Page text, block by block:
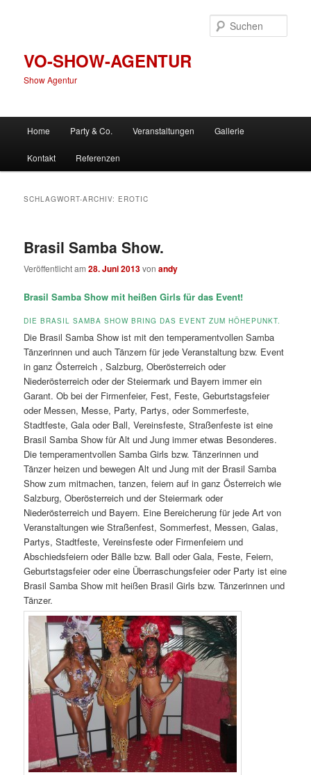
VO-SHOW-AGENTUR
Show Agentur
Home Party & Co. Veranstaltungen Gallerie
Kontakt Referenzen
SCHLAGWORT-ARCHIV: EROTIC
Brasil Samba Show.
Veröffentlicht am28. Juni 2013vonandy
Brasil Samba Show mit heißen Girls für das Event!
DIE BRASIL SAMBA SHOW BRING DAS EVENT ZUM HÖHEPUNKT.
Die Brasil Samba Show ist mit den temperamentvollen Samba
Tänzerinnen und auch Tänzern für jede Veranstaltung bzw. Event
in ganz Österreich , Salzburg, Oberösterreich oder
Niederösterreich oder der Steiermark und Bayern immer ein
Garant. Ob bei der Firmenfeier, Fest, Feste, Geburtstagsfeier
oder Messen, Messe, Party, Partys, oder Sommerfeste,
Stadtfeste, Gala oder Ball, Vereinsfeste, Straßenfeste ist eine
Brasil Samba Show für Alt und Jung immer etwas Besonderes.
Die temperamentvollen Samba Girls bzw. Tänzerinnen und
Tänzer heizen und bewegen Alt und Jung mit der Brasil Samba
Show zum mitmachen, tanzen, feiern auf in ganz Österreich wie
Salzburg, Oberösterreich und der Steiermark oder
Niederösterreich und Bayern. Eine Bereicherung für jede Art von
Veranstaltungen wie Straßenfest, Sommerfest, Messen, Galas,
Partys, Stadtfeste, Vereinsfeste oder Firmenfeiern und
Abschiedsfeiern oder Bälle bzw. Ball oder Gala, Feste, Feiern,
Geburtstagsfeier oder eine Überraschungsfeier oder Party ist eine
Brasil Samba Show mit heißen Brasil Girls bzw. Tänzerinnen und
Tänzer.